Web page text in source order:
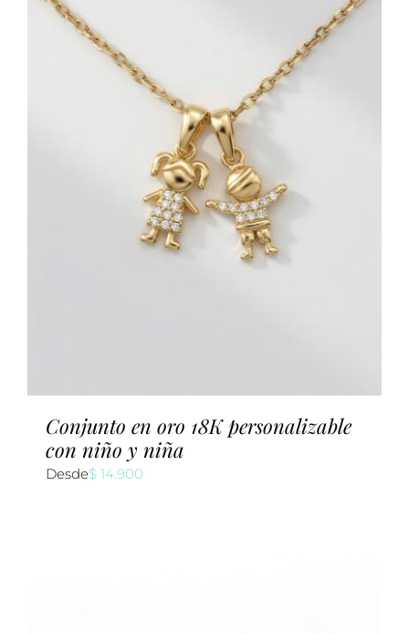
Conjunto en oro 18K personalizable
con niño y niña
Desde$ 14.900